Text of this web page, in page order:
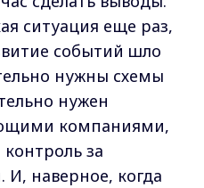
ситуация еще раз,
событий шло
нужны схемы
нужен
компаниями,
за
наверное, когда